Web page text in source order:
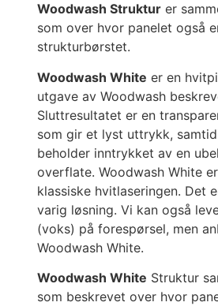
Woodwash Strukturer
som over hvor panelet også
strukturbørstet.
Woodwash White er en
utgave av Woodwash
Sluttresultatet er en
som gir et lyst uttrykk,
beholder inntrykket av en
overflate. Woodwash White
klassiske hvitlaseringen. Det
varig løsning. Vi kan også
(voks) på forespørsel, men
Woodwash White.
Woodwash White Struktur
som beskrevet over hvor